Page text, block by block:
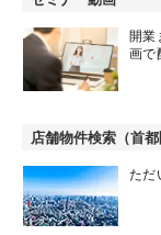
開業
画で
店舗物件検索（首都
ただ